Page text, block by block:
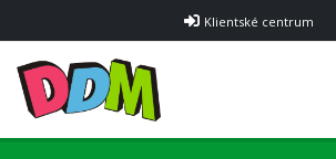
Klientské centrum